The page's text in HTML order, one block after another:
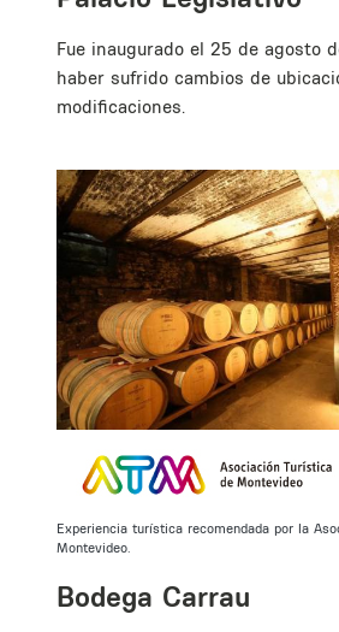
Fue inaugurado el 25 de agosto
haber sufrido cambios de
modificaciones.
Experiencia turística recomendada por la
Montevideo.
Bodega Carrau